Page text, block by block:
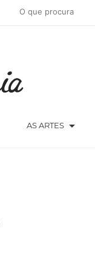
AS ARTES arrow_drop_down